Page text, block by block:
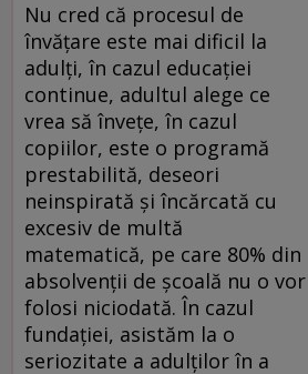
Nu cred că procesul de
învățare este mai dificil la
adulți, în cazul educației
continue, adultul alege ce
vrea să învețe, în cazul
copiilor, este o programă
prestabilită, deseori
neinspirată și încărcată cu
excesiv de multă
matematică, pe care 80% din
absolvenții de școală nu o vor
folosi niciodată. În cazul
fundației, asistăm la o
seriozitate a adulților în a